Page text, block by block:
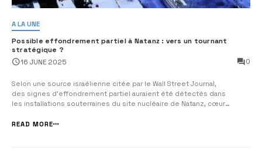
A LA UNE
Possible effondrement partiel à Natanz : vers un tournant
stratégique ?
16 JUNE 2025 0
Selon une source israélienne citée par le Wall Street Journal,
des signes d’effondrement partiel auraient été détectés dans
les installations souterraines du site nucléaire de Natanz, cœur
Natanz invulnérable. Ils se trompaient. »Malgré des couches...
READ MORE